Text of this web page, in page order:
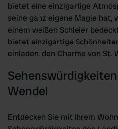
bietet eine einzigartige
seine ganz eigene Magie hat,
einem weißen Schleier
bietet einzigartige
einladen, den Charme von St.
Wendel
Entdecken Sie mit Ihrem